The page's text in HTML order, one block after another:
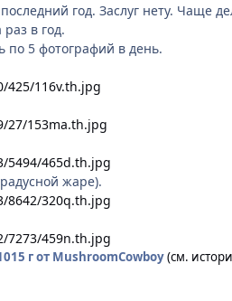
год. Заслуг нету. Чаще
в год.
по 5 фотографий в день.
425/116v.th.jpg
27/153ma.th.jpg
5494/465d.th.jpg
жаре).
8642/320q.th.jpg
7273/459n.th.jpg
15 гот MushroomCowboy(см.